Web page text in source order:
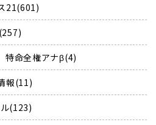
21(601)
命全権アナβ(4)
報(11)
(123)